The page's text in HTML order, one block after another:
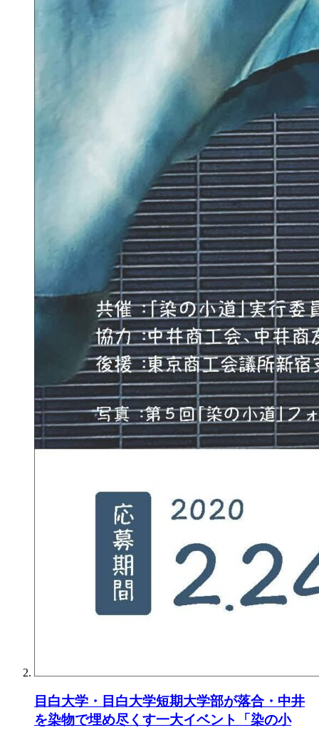
目白大学・目白大学短期大学部が落合・中井
を染物で埋め尽くす一大イベント「染の小